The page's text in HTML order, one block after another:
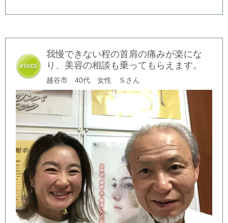
我慢できない程の首肩の痛みが楽にな
り、美容の相談も乗ってもらえます。
越谷市 40代 女性 Ｓさん